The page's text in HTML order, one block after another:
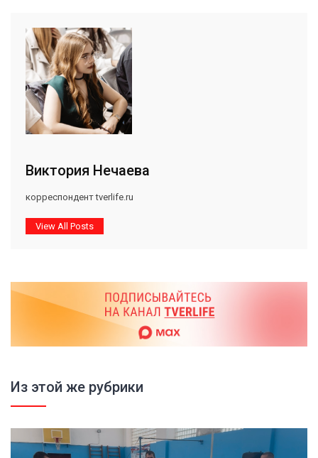
Виктория Нечаева
корреспондент tverlife.ru
View All Posts
Из этой же рубрики